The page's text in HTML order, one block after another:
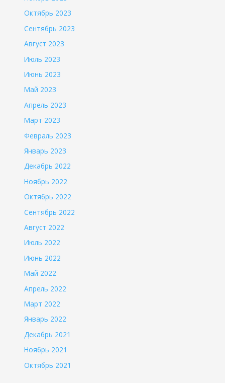
Октябрь 2023
Сентябрь 2023
Август 2023
Июль 2023
Июнь 2023
Май 2023
Апрель 2023
Март 2023
Февраль 2023
Январь 2023
Декабрь 2022
Ноябрь 2022
Октябрь 2022
Сентябрь 2022
Август 2022
Июль 2022
Июнь 2022
Май 2022
Апрель 2022
Март 2022
Январь 2022
Декабрь 2021
Ноябрь 2021
Октябрь 2021